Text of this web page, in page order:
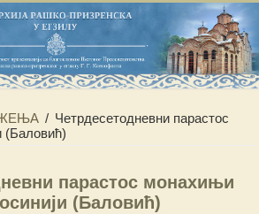
/ Четрдесетодневни парастос
(Баловић)
парастос монахињи
(Баловић)